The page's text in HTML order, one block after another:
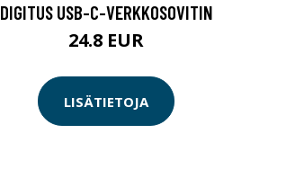
DIGITUS USB-C-VERKKOSOVITIN
24.8 EUR
LISÄTIETOJA